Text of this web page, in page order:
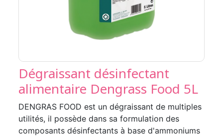
Dégraissant désinfectant
alimentaire Dengrass Food 5L
DENGRAS FOOD est un dégraissant de multiples
utilités, il possède dans sa formulation des
composants désinfectants à base d'ammoniums